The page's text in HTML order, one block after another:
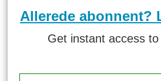
Allerede abonnent?
Get instant access